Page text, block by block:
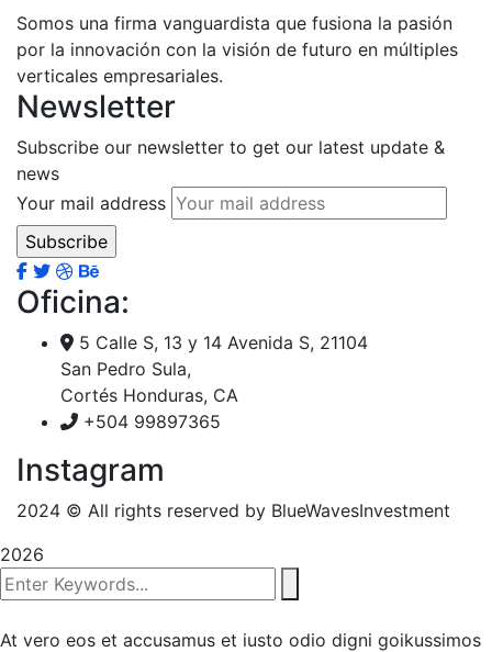
Somos una firma vanguardista que fusiona la pasión
por la innovación con la visión de futuro en múltiples
verticales empresariales.
Newsletter
Subscribe our newsletter to get our latest update &
news
Your mail address
Oficina:
5 Calle S, 13 y 14 Avenida S, 21104
San Pedro Sula,
Cortés Honduras, CA
+504 99897365
Instagram
2024 © All rights reserved by BlueWavesInvestment
2026
At vero eos et accusamus et iusto odio digni goikussimos